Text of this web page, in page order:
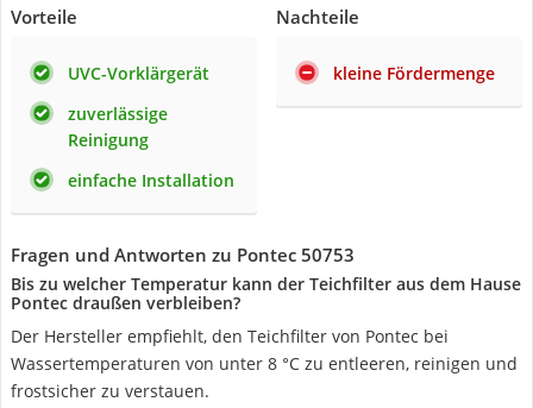
Vorteile
UVC-Vorklärgerät
zuverlässige
Reinigung
einfache Installation
Nachteile
kleine Fördermenge
Fragen und Antworten zu Pontec 50753
Bis zu welcher Temperatur kann der Teichfilter aus dem Hause
Pontec draußen verbleiben?
Der Hersteller empfiehlt, den Teichfilter von Pontec bei
Wassertemperaturen von unter 8 °C zu entleeren, reinigen und
frostsicher zu verstauen.